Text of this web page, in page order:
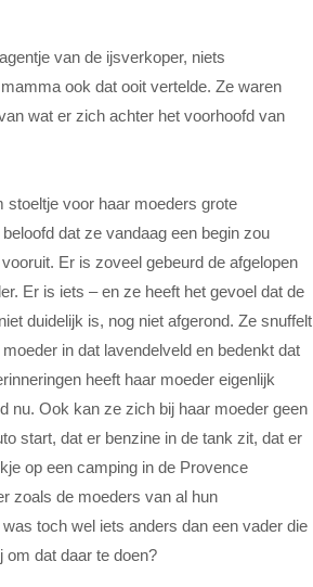
van de ijsverkoper, niets
ook dat ooit vertelde. Ze waren
wat er zich achter het voorhoofd van
stoeltje voor haar moeders grote
dat ze vandaag een begin zou
Er is zoveel gebeurd de afgelopen
Er is iets – en ze heeft het gevoel dat de
duidelijk is, nog niet afgerond. Ze snuffelt
in dat lavendelveld en bedenkt dat
heeft haar moeder eigenlijk
nu. Ook kan ze zich bij haar moeder geen
start, dat er benzine in de tank zit, dat er
op een camping in de Provence
zoals de moeders van al hun
toch wel iets anders dan een vader die
om dat daar te doen?